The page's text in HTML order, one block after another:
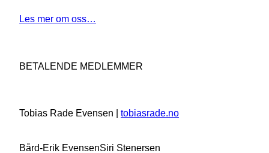
Les mer om oss…
BETALENDE MEDLEMMER
Tobias Rade Evensen | tobiasrade.no
Bård-Erik EvensenSiri Stenersen